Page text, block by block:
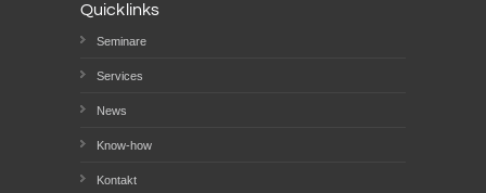
Quicklinks
Seminare
Services
News
Know-how
Kontakt